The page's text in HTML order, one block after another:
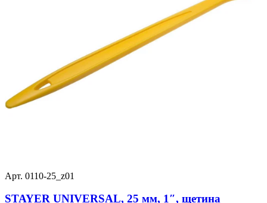
Арт. 0110-25_z01
STAYER UNIVERSAL, 25 мм, 1″, щетина